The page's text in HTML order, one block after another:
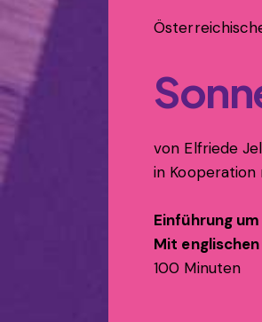
von Elfriede
in
Einführung um
Mit
100 Minuten